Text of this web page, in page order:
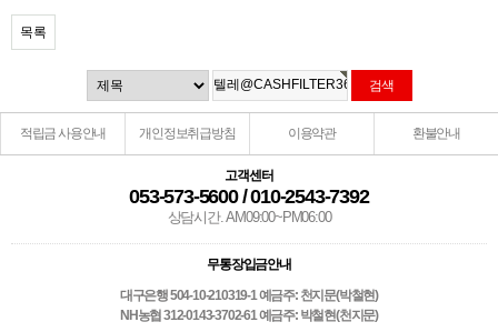
목록
적립금 사용안내 개인정보취급방침 이용약관 환불안내
고객센터
053-573-5600 / 010-2543-7392
상담시간. AM09:00~PM06:00
무통장입금안내
대구은행 504-10-210319-1 예금주: 천지문(박철현)
NH농협 312-0143-3702-61 예금주: 박철현(천지문)